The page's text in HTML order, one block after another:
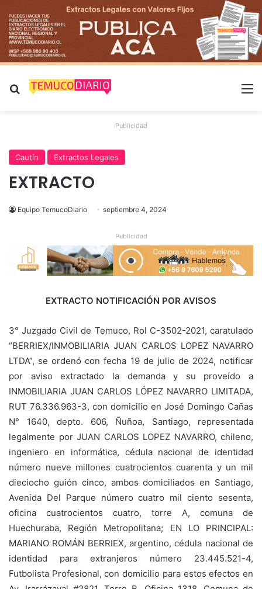
Buscar por
Publicidad
Cautín Extractos Legales
EXTRACTO
Equipo TemucoDiario septiembre 4, 2024
Publicidad
EXTRACTO NOTIFICACIÓN POR AVISOS
3° Juzgado Civil de Temuco, Rol C-3502-2021, caratulado
“BERRIEX/INMOBILIARIA JUAN CARLOS LOPEZ NAVARRO
LTDA”, se ordenó con fecha 19 de julio de 2024, notificar
por aviso extractado la demanda y su proveído a
INMOBILIARIA JUAN CARLOS LÓPEZ NAVARRO LIMITADA,
RUT 76.336.963-3, con domicilio en José Domingo Cañas
N° 1640, depto. 606, Ñuñoa, Santiago, representada
legalmente por JUAN CARLOS LOPEZ NAVARRO, chileno,
ingeniero en informática, cédula nacional de identidad
número nueve millones cuatrocientos cuarenta y un mil
dieciocho guión cinco, ambos domiciliados en Santiago,
Avenida Del Parque número cuatro mil ciento sesenta,
oficina cuatrocientos cuatro, torre A, comuna de
Huechuraba, Región Metropolitana; EN LO PRINCIPAL:
MARIANO ROMÁN BERRIEX, argentino, cédula nacional de
identidad para extranjeros número 23.445.521-4,
Futbolista Profesional, con domicilio para estos efectos en